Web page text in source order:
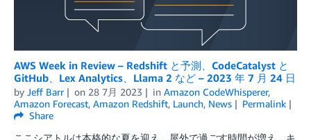
AWS Week in Review – Redshift と予測、CodeCatalyst と
GitHub、Lex Analytics、Llama 2 など – 2023 年 7 月 24 日
by Jeff Barr on 28 7月 2023 in Amazon CodeWhisperer,
Amazon Forecast, Amazon Redshift, Launch, News
Permalink
Share